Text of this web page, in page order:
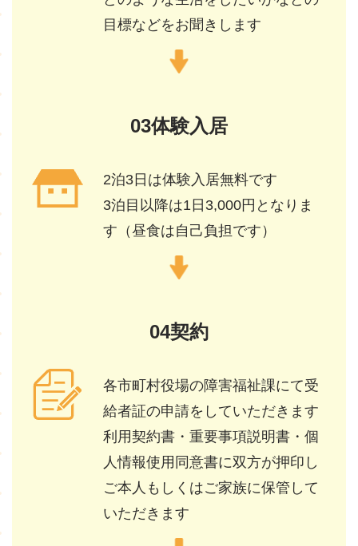
目標などをお聞きします
03体験入居
2泊3日は体験入居無料です
3泊目以降は1日3,000円となりま
す（昼食は自己負担です）
04契約
各市町村役場の障害福祉課にて受
給者証の申請をしていただきます
利用契約書・重要事項説明書・個
人情報使用同意書に双方が押印し
ご本人もしくはご家族に保管して
いただきます